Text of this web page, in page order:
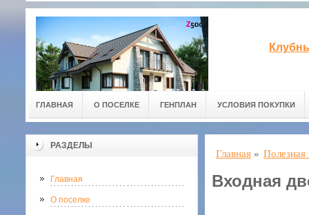
ГЛАВНАЯ О ПОСЕЛКЕ ГЕНПЛАН УСЛОВИЯ ПОКУПКИ
РАЗДЕЛЫ
Главная
О поселке
Главная »
Входная